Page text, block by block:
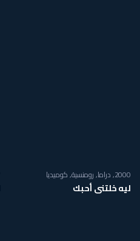
2000 دراما,رومنسية,كوميديا
ليه خلتني أحبك